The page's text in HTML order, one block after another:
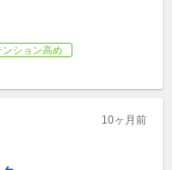
ンション高め
10ヶ月前